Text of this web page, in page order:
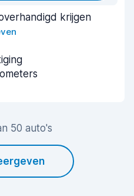
krijgen
50 auto's